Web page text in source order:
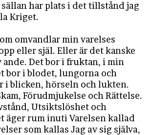
sällan har plats i det tillstånd jag
Kriget.
omvandlar min varelses
eller själ. Eller är det kanske
ande. Det bor i fruktan, i min
bor i blodet, lungorna och
i blicken, hörseln och lukten.
Förudmjukelse och Rättelse.
Utsiktslöshet och
äger rum inuti Varelsen kallad
som kallas Jag av sig själva,